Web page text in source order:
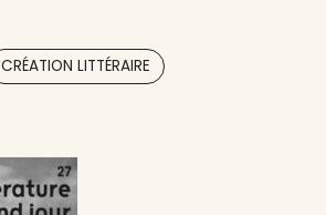
CRÉATION LITTÉRAIRE